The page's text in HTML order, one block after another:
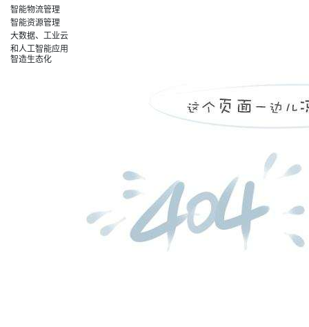
智能物流管理
智能资源管理
大数据、工业云
和人工智能应用
智造生态化